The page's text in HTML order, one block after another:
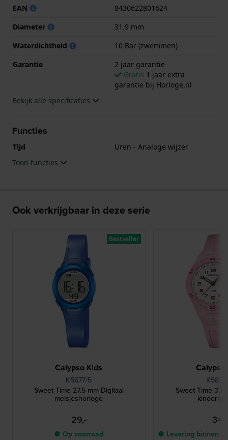
EAN
8430622801624
Diameter
31.9 mm
Waterdichtheid
10 Bar (zwemmen)
Garantie
2 jaar garantie
Gratis 1 jaar extra
garantie bij Horloge.nl
Bekijk alle specificaties
Functies
Tijd
Uren - Analoge wijzer
Toon functies
Ook verkrijgbaar in deze serie
Calypso Kids
K5677/5
Sweet Time 27.5 mm Digitaal
meisjeshorloge
29,-
● Op voorraad
Bestseller
Calypso
Sweet Time 33
34,-
● Levering binnen 5